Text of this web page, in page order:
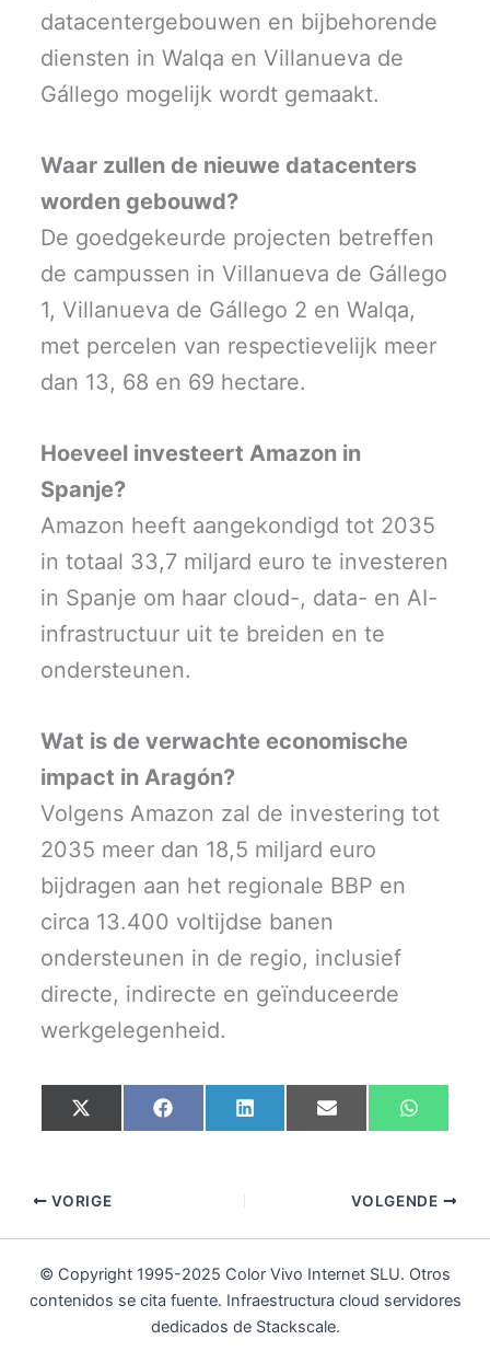
datacentergebouwen en bijbehorende
diensten in Walqa en Villanueva de
Gállego mogelijk wordt gemaakt.
Waar zullen de nieuwe datacenters
worden gebouwd?
De goedgekeurde projecten betreffen
de campussen in Villanueva de Gállego
1, Villanueva de Gállego 2 en Walqa,
met percelen van respectievelijk meer
dan 13, 68 en 69 hectare.
Hoeveel investeert Amazon in
Spanje?
Amazon heeft aangekondigd tot 2035
in totaal 33,7 miljard euro te investeren
in Spanje om haar cloud-, data- en AI-
infrastructuur uit te breiden en te
ondersteunen.
Wat is de verwachte economische
impact in Aragón?
Volgens Amazon zal de investering tot
2035 meer dan 18,5 miljard euro
bijdragen aan het regionale BBP en
circa 13.400 voltijdse banen
ondersteunen in de regio, inclusief
directe, indirecte en geïnduceerde
werkgelegenheid.
Share
on
X
(
t
t
r
Share
on
F
a
Share
on
L
i
Share
on
E
m
Share
on
W
h
A
p
VORIGE VOLGENDE
© Copyright 1995-2025 Color Vivo Internet SLU. Otros
contenidos se cita fuente. Infraestructura cloud servidores
dedicados de Stackscale.